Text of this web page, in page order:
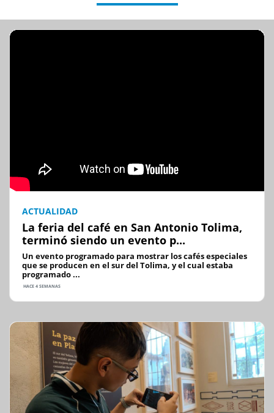
ACTUALIDAD
La feria del café en San Antonio Tolima,
terminó siendo un evento p...
Un evento programado para mostrar los cafés especiales
que se producen en el sur del Tolima, y el cual estaba
programado ...
HACE 4 SEMANAS